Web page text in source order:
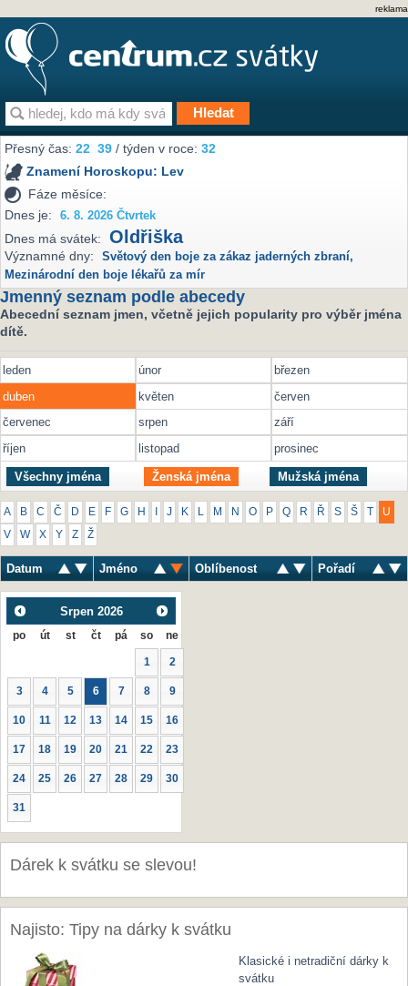
reklama
Přesný čas:22 39 / týden v roce:32
Znamení Horoskopu: Lev
Fáze měsíce:
Dnes je:
6. 8. 2026 Čtvrtek
Dnes má svátek: Oldřiška
Významné dny: Světový den boje za zákaz jaderných zbraní,
Mezinárodní den boje lékařů za mír
Jmenný seznam podle abecedy
Abecední seznam jmen, včetně jejich popularity pro výběr jména
dítě.
leden únor
březen
duben
květen
červen
červenec
srpen
září
říjen
listopad prosinec
Všechny jména Ženská jména Mužská jména
A B C Č D E F G H J K M N O P Q R Ř S Š U
V W X Y Z Ž
Datum Jméno Oblíbenost Pořadí
Srpen 2026
po út st čt pá so ne
1 2
3 4 5 6 7 8 9
10 11 12 13 14 15 16
17 18 19 20 21 22 23
24 25 26 27 28 29 30
31
Dárek k svátku se slevou!
Najisto: Tipy na dárky k svátku
Klasické i netradiční dárky k
svátku